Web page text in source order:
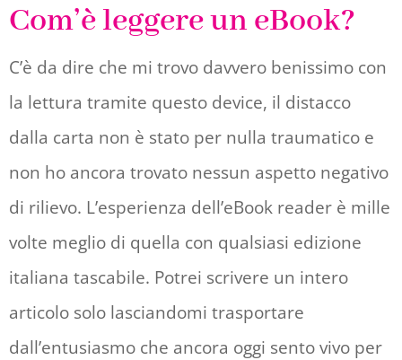
Com’è leggere un eBook?
C’è da dire che mi trovo davvero benissimo con
la lettura tramite questo device, il distacco
dalla carta non è stato per nulla traumatico e
non ho ancora trovato nessun aspetto negativo
di rilievo. L’esperienza dell’eBook reader è mille
volte meglio di quella con qualsiasi edizione
italiana tascabile. Potrei scrivere un intero
articolo solo lasciandomi trasportare
dall’entusiasmo che ancora oggi sento vivo per